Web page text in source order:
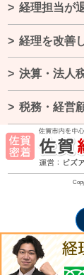
経理担当が
経理を改善
決算・法人
税務・経営